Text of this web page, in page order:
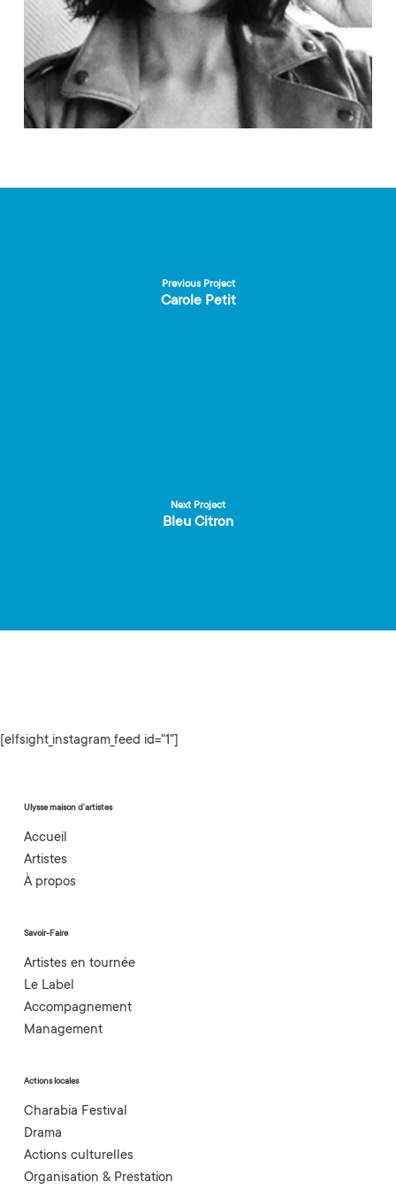
Previous Project
Carole Petit
Next Project
Bleu Citron
[elfsight_instagram_feed id="1"]
Ulysse maison d’artistes
Accueil
Artistes
À propos
Savoir-Faire
Artistes en tournée
Le Label
Accompagnement
Management
Actions locales
Charabia Festival
Drama
Actions culturelles
Organisation & Prestation